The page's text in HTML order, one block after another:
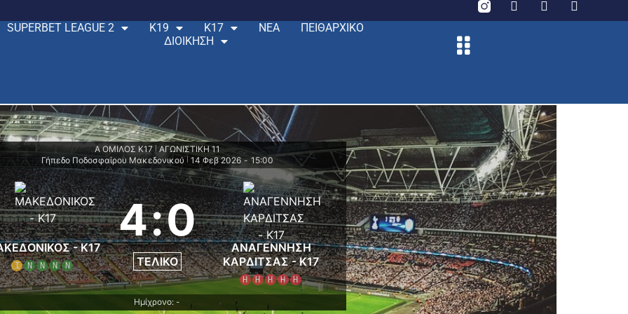
SUPERBET LEAGUE 2 Κ19 Κ17 ΝΕΑ
ΠΕΙΘΑΡΧΙΚΟ
ΔΙΟΙΚΗΣΗ
Α ΟΜΙΛΟΣ Κ17
ΑΓΩΝΙΣΤΙΚΗ 11
Γήπεδο Ποδοσφαίρου Μακεδονικού
14 Φεβ 2026 - 15:00
- K17
Ι Ν Ν Ν Ν
4:0
ΤΕΛΙΚΌ
ΑΝΑΓΕΝΝΗΣΗ
ΚΑΡΔΙΤΣΑΣ - Κ17
Η Η Η Η Η
Ημίχρονο: -